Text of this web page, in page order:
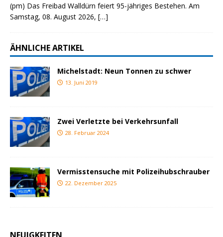
(pm) Das Freibad Walldürn feiert 95-jähriges Bestehen. Am
Samstag, 08. August 2026, […]
ÄHNLICHE ARTIKEL
Michelstadt: Neun Tonnen zu schwer
13. Juni 2019
Zwei Verletzte bei Verkehrsunfall
28. Februar 2024
Vermisstensuche mit Polizeihubschrauber
22. Dezember 2025